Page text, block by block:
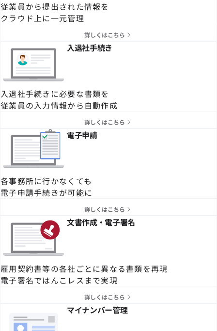
従業員から提出された情報を
クラウド上に一元管理
詳しくはこちら
入退社手続き
入退社手続きに必要な書類を
従業員の入力情報から自動作成
詳しくはこちら
電子申請
各事務所に行かなくても
電子申請手続きが可能に
詳しくはこちら
文書作成・電子署名
雇用契約書等の各社ごとに異なる書類を再現
電子署名ではんこレスまで実現
詳しくはこちら
マイナンバー管理